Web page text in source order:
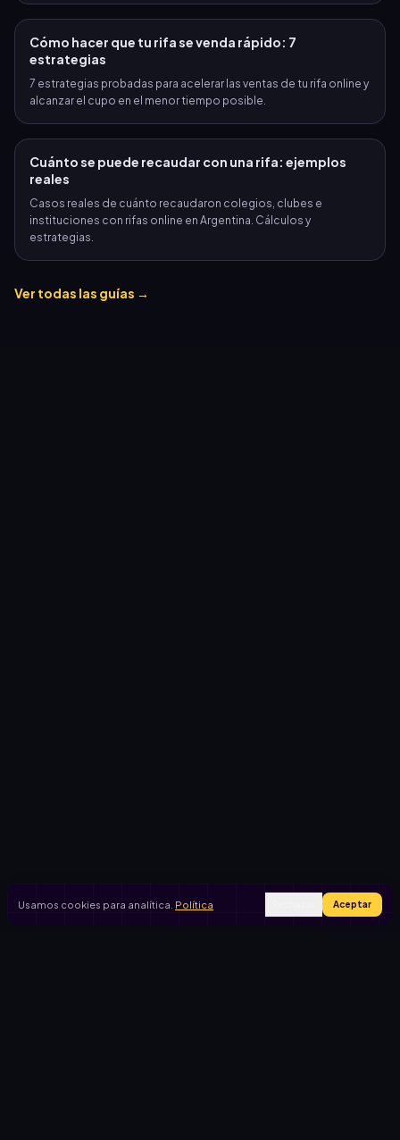
Cómo hacer que tu rifa se venda rápido: 7
estrategias
7 estrategias probadas para acelerar las ventas de tu rifa online y
alcanzar el cupo en el menor tiempo posible.
Cuánto se puede recaudar con una rifa: ejemplos
reales
Casos reales de cuánto recaudaron colegios, clubes e
instituciones con rifas online en Argentina. Cálculos y
estrategias.
Ver todas las guías →
Usamos cookies para analítica. Política Aceptar